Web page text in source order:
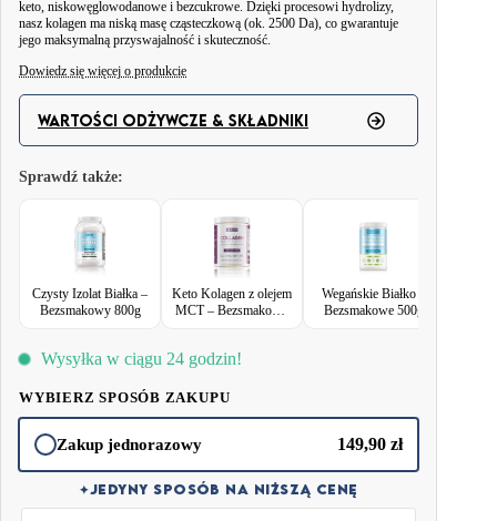
keto, niskowęglowodanowe i bezcukrowe. Dzięki procesowi hydrolizy,
nasz kolagen ma niską masę cząsteczkową (ok. 2500 Da), co gwarantuje
jego maksymalną przyswajalność i skuteczność.
Dowiedz się więcej o produkcie
Czysty Kolagen Wołowy to wszechstronny suplement, który doskonale
wspiera zarówno zdrowie, jak i codzienny styl życia. Dzięki czystej,
bezsmakowej formule możesz łatwo włączyć go do swoich ulubionych
regeneracji i naturalnego piękna. Produkt został stworzony z myślą o
osobach, które cenią sobie prostotę i skuteczność. Idealny zarówno dla tych,
którzy dbają o swoje stawy i kości, jak i tych, którzy pragną wzmocnić
włosy, skórę i paznokcie.
Zalety niskiej masy cząsteczkowej? Maksymalna biodostępność – kolagen
WARTOŚCI ODŻYWCZE & SKŁADNIKI
Sprawdź także:
Czysty Izolat Białka –
Bezsmakowy 800g
Keto Kolagen z olejem
MCT – Bezsmakowy
Wegańskie Białko –
Bezsmakowe 500g
Wysyłka w ciągu 24 godzin!
WYBIERZ SPOSÓB ZAKUPU
Zakup jednorazowy 149,90zł
✦JEDYNY SPOSÓB NA NIŻSZĄ CENĘ